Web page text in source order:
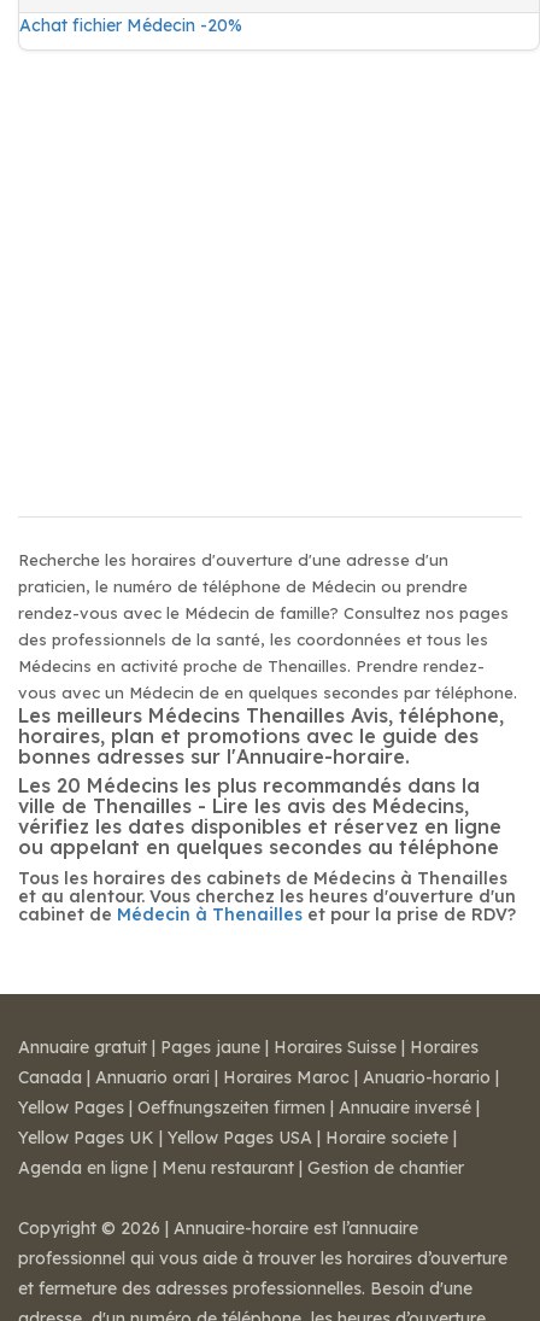
Achat fichier Médecin -20%
Recherche les horaires d'ouverture d'une adresse d'un
praticien, le numéro de téléphone de Médecin ou prendre
rendez-vous avec le Médecin de famille? Consultez nos pages
des professionnels de la santé, les coordonnées et tous les
Médecins en activité proche de Thenailles. Prendre rendez-
vous avec un Médecin de en quelques secondes par téléphone.
Les meilleurs Médecins Thenailles Avis, téléphone,
horaires, plan et promotions avec le guide des
bonnes adresses sur l'Annuaire-horaire.
Les 20 Médecins les plus recommandés dans la
ville de Thenailles - Lire les avis des Médecins,
vérifiez les dates disponibles et réservez en ligne
ou appelant en quelques secondes au téléphone
Tous les horaires des cabinets de Médecins à Thenailles
et au alentour. Vous cherchez les heures d'ouverture d'un
cabinet de Médecin à Thenailles et pour la prise de RDV?
Annuaire gratuit | Pages jaune | Horaires Suisse | Horaires
Canada | Annuario orari | Horaires Maroc | Anuario-horario |
Yellow Pages | Oeffnungszeiten firmen | Annuaire inversé |
Yellow Pages UK | Yellow Pages USA | Horaire societe |
Agenda en ligne | Menu restaurant | Gestion de chantier
Copyright © 2026 | Annuaire-horaire est l’annuaire
professionnel qui vous aide à trouver les horaires d’ouverture
et fermeture des adresses professionnelles. Besoin d'une